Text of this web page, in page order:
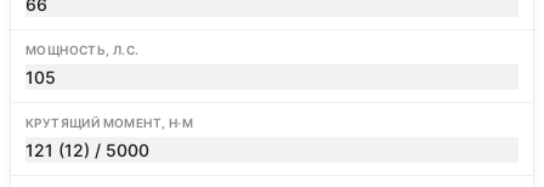
66
МОЩНОСТЬ, Л.С.
105
КРУТЯЩИЙ МОМЕНТ, Н·М
121 (12) / 5000